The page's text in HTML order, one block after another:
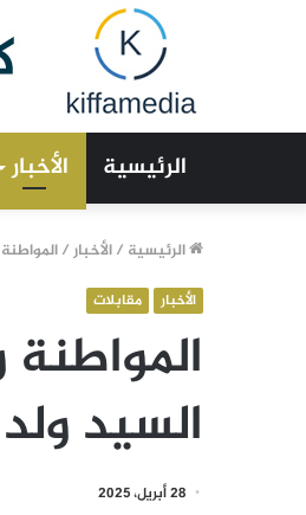
الرئيسية الأخبار
الرئيسية /الأخبار/
الأخبار مقابلات
السيد ولد
28 أبريل، 2025